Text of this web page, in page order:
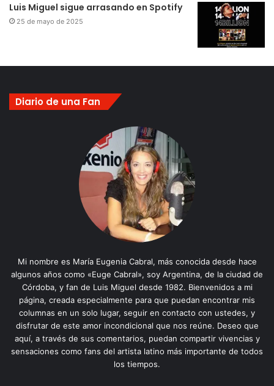
Luis Miguel sigue arrasando en Spotify
25 de mayo de 2025
Diario de una Fan
Mi nombre es María Eugenia Cabral, más conocida desde hace
algunos años como «Euge Cabral», soy Argentina, de la ciudad de
Córdoba, y fan de Luis Miguel desde 1982. Bienvenidos a mi
página, creada especialmente para que puedan encontrar mis
columnas en un solo lugar, seguir en contacto con ustedes, y
disfrutar de este amor incondicional que nos reúne. Deseo que
aquí, a través de sus comentarios, puedan compartir vivencias y
sensaciones como fans del artista latino más importante de todos
los tiempos.